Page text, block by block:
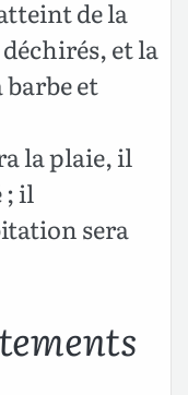
de la
et la
et
la plaie, il
; il
sera